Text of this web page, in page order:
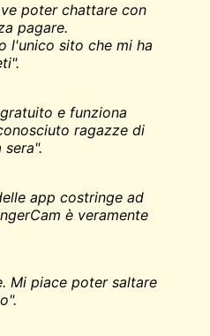
poter chattare con
pagare.
l'unico sito che mi ha
e funziona
ragazze di
sera".
app costringe ad
è veramente
Mi piace poter saltare